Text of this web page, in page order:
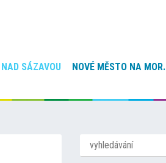
SÁZAVOU NOVÉ MĚSTO NA MOR.